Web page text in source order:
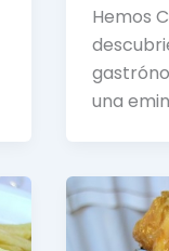
Hemos
una